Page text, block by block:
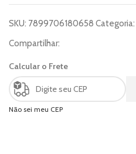
SKU: 7899706180658 Categoria:
Compartilhar:
Calcular o Frete
Não sei meu CEP